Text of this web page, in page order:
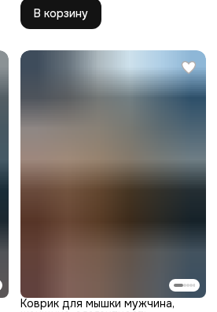
В корзину
Коврик для мышки мужчина,